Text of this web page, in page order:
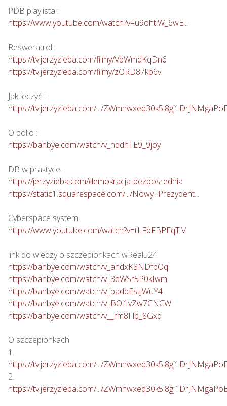
https://www.youtube.com/watch?v=u9ohtiW_6wE...
https://tv.jerzyzieba.com/filmy/VbWmdKqDn6
https://tv.jerzyzieba.com/filmy/zORD87kp6v
https://tv.jerzyzieba.com/.../
https://banbye.com/watch/v_nddnFE9_9joy
https://jerzyzieba.com/demokracja-bezposrednia
https://static1.squarespace.com/.../Nowy+Prezydent...
https://www.youtube.com/watch?v=tLFbFBPEqTM
https://banbye.com/watch/v_andxK3NDfpOq
https://banbye.com/watch/v_3dWSr5P0kIwm
https://banbye.com/watch/v_badbEstJWuY4
https://banbye.com/watch/v_BOi1vZw7CNCW
https://banbye.com/watch/v__rm8Flp_8Gxq
O szczepionkach
https://tv.jerzyzieba.com/.../
https://tv.jerzyzieba.com/.../